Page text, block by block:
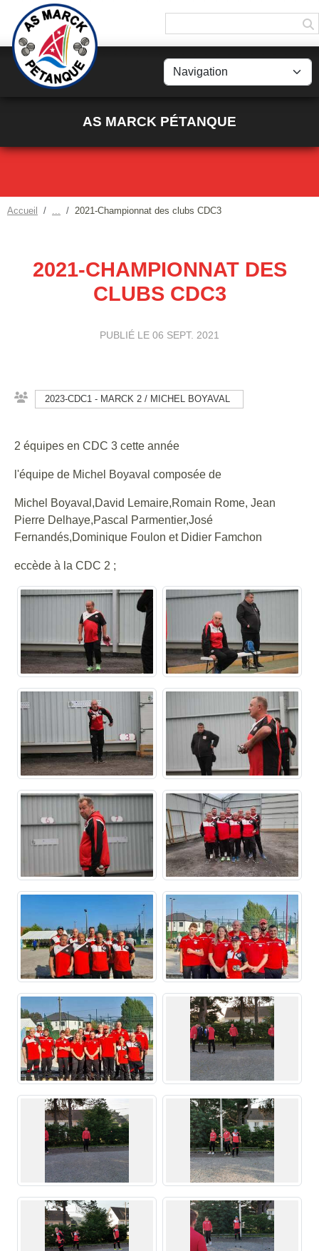
AS MARCK PÉTANQUE
Accueil 2021-Championnat des clubs CDC3
2021-CHAMPIONNAT DES
CLUBS CDC3
PUBLIÉ LE 06 SEPT. 2021
2023-CDC1 - MARCK 2 / MICHEL BOYAVAL
2 équipes en CDC 3 cette année
l'équipe de Michel Boyaval composée de
Michel Boyaval,David Lemaire,Romain Rome, Jean
Pierre Delhaye,Pascal Parmentier,José
Fernandés,Dominique Foulon et Didier Famchon
eccède à la CDC 2 ;
Panneau de gestion des cookies